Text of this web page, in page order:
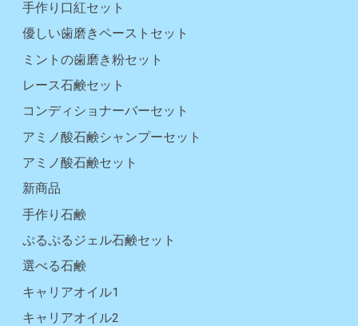
手作り口紅セット
優しい歯磨きペーストセット
ミントの歯磨き粉セット
レース石鹸セット
コンディショナーバーセット
アミノ酸石鹸シャンプーセット
アミノ酸石鹸セット
新商品
手作り石鹸
ぷるぷるジェル石鹸セット
選べる石鹸
キャリアオイル1
キャリアオイル2